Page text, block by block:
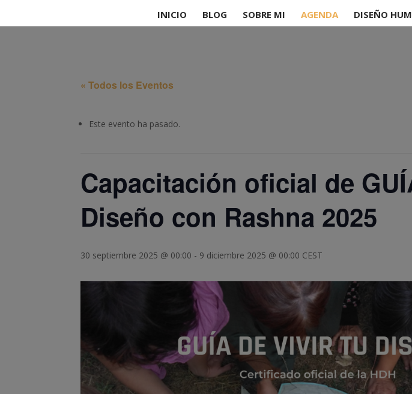
INICIO BLOG SOBRE MI AGENDA DISEÑO
« Todos los Eventos
Este evento ha pasado.
Capacitación oficial de
Diseño con Rashna 2025
30 septiembre 2025 @ 00:00 - 9 diciembre 2025 @ 00:00 CEST